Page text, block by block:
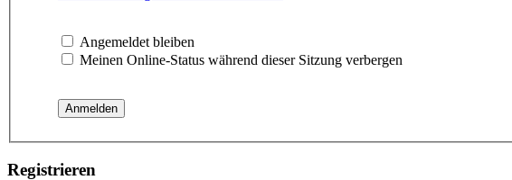
Angemeldet bleiben
Meinen Online-Status während dieser Sitzung verbergen
Registrieren